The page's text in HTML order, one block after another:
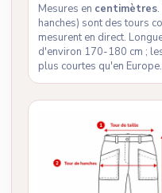
Mesures en centimètres
hanches) sont des tours
mesurent en direct.
d'environ 170-180 cm ;
plus courtes qu'en Europe.